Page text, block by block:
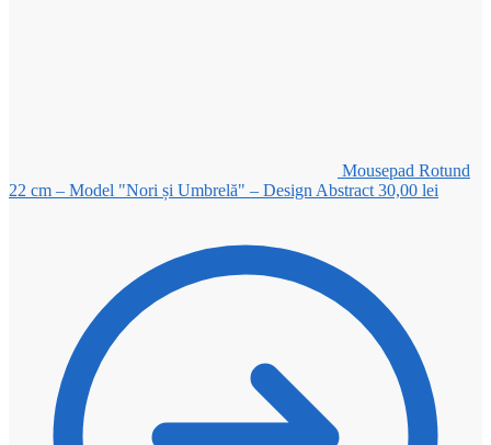
Mousepad Rotund
22 cm – Model "Nori și Umbrelă" – Design Abstract 30,00 lei